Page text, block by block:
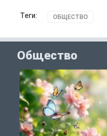
Теги: ОБЩЕСТВО
Общество